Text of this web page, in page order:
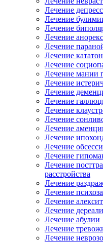
Лечение
Лечение
Лечение
Лечение
Лечение
Лечение
Лечение
Лечение мании
Лечение
Лечение
Лечение
Лечение
Лечение
Лечение
Лечение
Лечение
Лечение
Лечение
расстройства
Лечение
Лечение психоза
Лечение
Лечение
Лечение абулии
Лечение
Лечение